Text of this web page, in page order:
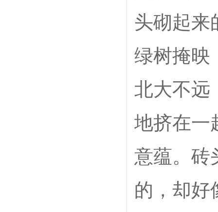
头砌起来
绿树掩映
北大不远
地挤在一
意蕴。砖
的，却好